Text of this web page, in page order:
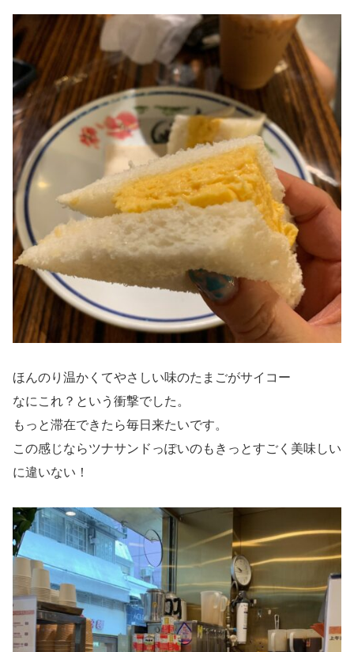
ほんのり温かくてやさしい味のたまごがサイコー
なにこれ？という衝撃でした。
もっと滞在できたら毎日来たいです。
この感じならツナサンドっぽいのもきっとすごく美味しい
に違いない！